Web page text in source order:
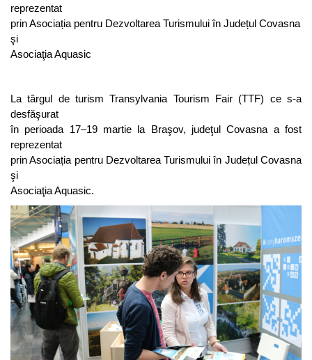
reprezentat
prin Asociația pentru Dezvoltarea Turismului în Județul Covasna
şi
Asociaţia Aquasic
La târgul de turism Transylvania Tourism Fair (TTF) ce s-a
desfăşurat
în perioada 17–19 martie la Braşov, judeţul Covasna a fost
reprezentat
prin Asociația pentru Dezvoltarea Turismului în Județul Covasna
şi
Asociaţia Aquasic.